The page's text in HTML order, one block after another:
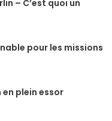
– C’est quoi un
pour les missions
en plein essor